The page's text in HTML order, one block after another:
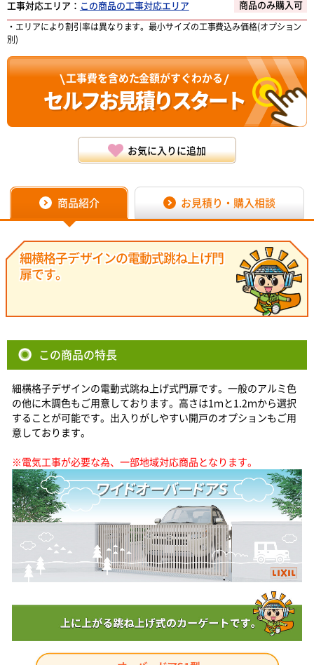
工事対応エリア： この商品の工事対応エリア 商品のみ購入可
・エリアにより割引率は異なります。最小サイズの工事費込み価格(オプション
別)
工事費を含めた金額がすぐわかる
セルフお見積りスタート
お気に入りに追加
商品紹介 お見積り・購入相談
細横格子デザインの電動式跳ね上げ門
扉です。
この商品の特長
細横格子デザインの電動式跳ね上げ式門扉です。一般のアルミ色
の他に木調色もご用意しております。高さは1ｍと1.2ｍから選択
することが可能です。出入りがしやすい開戸のオプションもご用
意しております。
※電気工事が必要な為、一部地域対応商品となります。